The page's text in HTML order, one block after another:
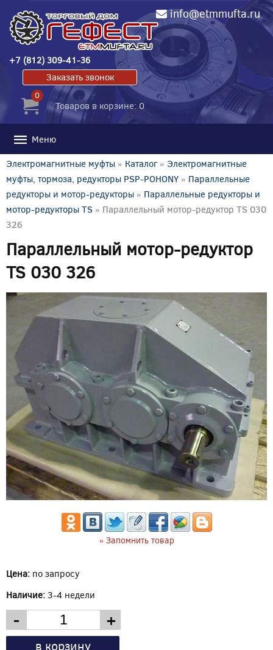
info@etmmufta.ru
+7 (812) 309-41-36
Заказать звонок
0
Товаров в корзине: 0
Меню
Электромагнитные муфты » Каталог» Электромагнитные
муфты, тормоза, редукторы PSP-POHONY » Параллельные
редукторы и мотор-редукторы » Параллельные редукторы и
мотор-редукторы TS » Параллельный мотор-редуктор TS 030
326
Параллельный мотор-редуктор
TS 030 326
« Запомнить товар
Цена: по запросу
Наличие: 3-4 недели
- +
в корзину